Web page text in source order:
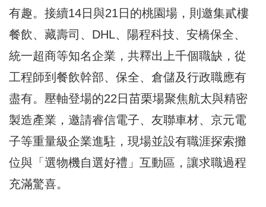
有趣。接續14日與21日的桃園場，則邀集貳樓
餐飲、藏壽司、DHL、陽程科技、安橋保全、
統一超商等知名企業，共釋出上千個職缺，從
工程師到餐飲幹部、保全、倉儲及行政職應有
盡有。壓軸登場的22日苗栗場聚焦航太與精密
製造產業，邀請睿信電子、友聯車材、京元電
子等重量級企業進駐，現場並設有職涯探索攤
位與「選物機自選好禮」互動區，讓求職過程
充滿驚喜。